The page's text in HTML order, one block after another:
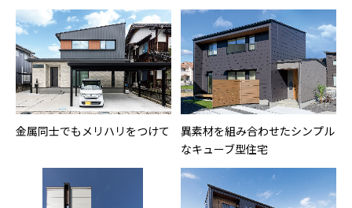
金属同士でもメリハリをつけて
異素材を組み合わせたシンプル
なキューブ型住宅